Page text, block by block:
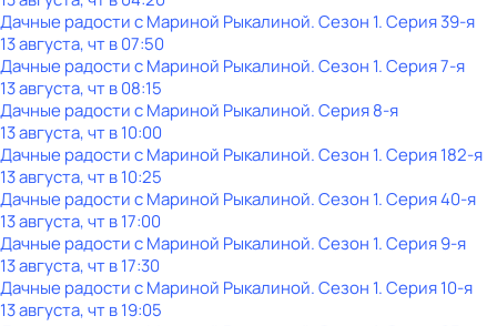
Дачные радости с Мариной Рыкалиной. Сезон 1. Серия 39-я
13 августа, чт в 07:50
Дачные радости с Мариной Рыкалиной. Сезон 1. Серия 7-я
13 августа, чт в 08:15
Дачные радости с Мариной Рыкалиной. Серия 8-я
13 августа, чт в 10:00
Дачные радости с Мариной Рыкалиной. Сезон 1. Серия 182-я
13 августа, чт в 10:25
Дачные радости с Мариной Рыкалиной. Сезон 1. Серия 40-я
13 августа, чт в 17:00
Дачные радости с Мариной Рыкалиной. Сезон 1. Серия 9-я
13 августа, чт в 17:30
Дачные радости с Мариной Рыкалиной. Сезон 1. Серия 10-я
13 августа, чт в 19:05